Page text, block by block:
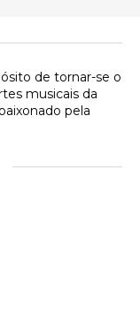
aqui, me
informo
de tornar-se o
musicais da
pela